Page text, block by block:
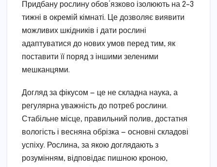
Придбану рослину обов’язково ізолюють на 2–3
тижні в окремій кімнаті. Це дозволяє виявити
можливих шкідників і дати рослині
адаптуватися до нових умов перед тим, як
поставити її поряд з іншими зеленими
мешканцями.
Догляд за фікусом — це не складна наука, а
регулярна уважність до потреб рослини.
Стабільне місце, правильний полив, достатня
вологість і весняна обрізка — основні складові
успіху. Рослина, за якою доглядають з
розумінням, відповідає пишною кроною,